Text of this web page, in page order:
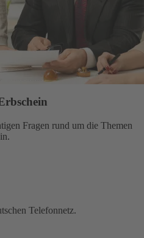
Fragen rund um die Themen
Telefonnetz.